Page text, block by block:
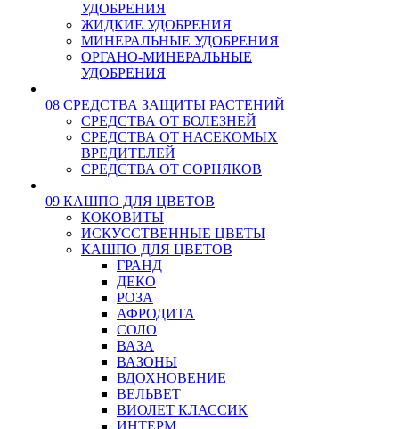
УДОБРЕНИЯ
ЖИДКИЕ УДОБРЕНИЯ
МИНЕРАЛЬНЫЕ УДОБРЕНИЯ
ОРГАНО-МИНЕРАЛЬНЫЕ
УДОБРЕНИЯ
08 СРЕДСТВА ЗАЩИТЫ РАСТЕНИЙ
СРЕДСТВА ОТ БОЛЕЗНЕЙ
СРЕДСТВА ОТ НАСЕКОМЫХ
ВРЕДИТЕЛЕЙ
СРЕДСТВА ОТ СОРНЯКОВ
09 КАШПО ДЛЯ ЦВЕТОВ
КОКОВИТЫ
ИСКУССТВЕННЫЕ ЦВЕТЫ
КАШПО ДЛЯ ЦВЕТОВ
ГРАНД
ДЕКО
РОЗА
АФРОДИТА
СОЛО
ВАЗА
ВАЗОНЫ
ВДОХНОВЕНИЕ
ВЕЛЬВЕТ
ВИОЛЕТ КЛАССИК
ИНТЕРМ